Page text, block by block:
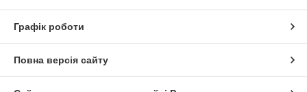
Графік роботи
Повна версія сайту